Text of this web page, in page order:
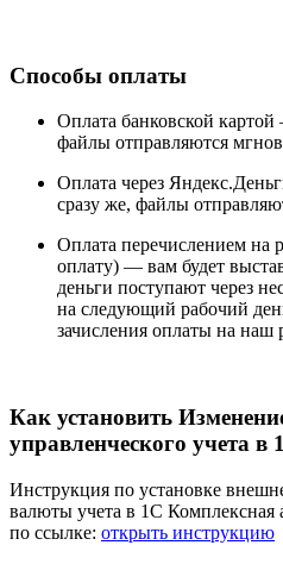
Способы оплаты
Оплата банковской
файлы отправляются
Оплата через
сразу же, файлы
Оплата перечислением на
оплату) — вам будет
деньги поступают через
на следующий рабочий
зачисления оплаты на наш
Как установить
управленческого учета
Инструкция по установке
валюты учета в 1С Комплексная
по ссылке: открыть инструкцию